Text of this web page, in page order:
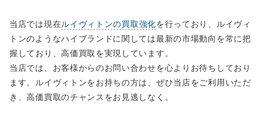
当店では現在ルイヴィトンの買取強化を行っており、ルイヴィ
トンのようなハイブランドに関しては最新の市場動向を常に把
握しており、高価買取を実現しています。
当店では、お客様からのお問い合わせを心よりお待ちしており
ます。ルイヴィトンをお持ちの方は、ぜひ当店をご利用いただ
き、高価買取のチャンスをお見逃しなく。